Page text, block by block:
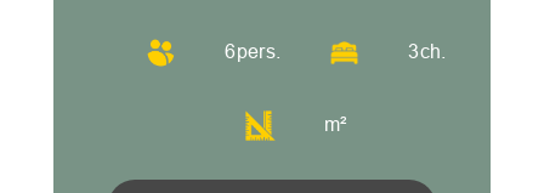
6pers. 3ch.
m²